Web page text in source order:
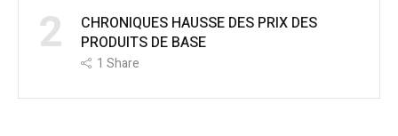
2
CHRONIQUES HAUSSE DES PRIX DES
PRODUITS DE BASE
1 Share